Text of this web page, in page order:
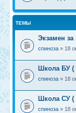
ТЕМЫ
Экзамен
спиноза » 18
Школа БУ (
спиноза » 18
Школа СУ (
спиноза » 18